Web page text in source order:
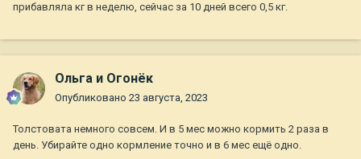
прибавляла кг в неделю, сейчас за 10 дней всего 0,5 кг.
Ольга и Огонёк
Опубликовано 23 августа, 2023
Толстовата немного совсем. И в 5 мес можно кормить 2 раза в
день. Убирайте одно кормление точно и в 6 мес ещё одно.